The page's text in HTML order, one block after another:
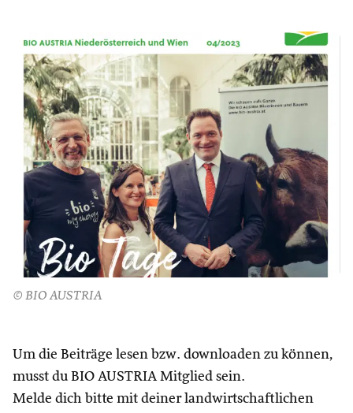
© BIO AUSTRIA
Um die Beiträge lesen bzw. downloaden zu können,
musst du BIO AUSTRIA Mitglied sein.
Melde dich bitte mit deiner landwirtschaftlichen